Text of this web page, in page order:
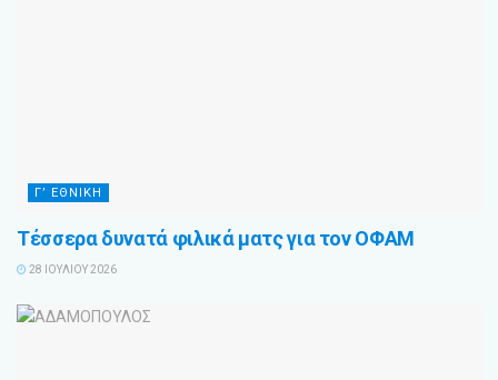
Γ’ ΕΘΝΙΚΗ
Τέσσερα δυνατά φιλικά ματς για τον ΟΦΑΜ
28 ΙΟΥΛΊΟΥ 2026